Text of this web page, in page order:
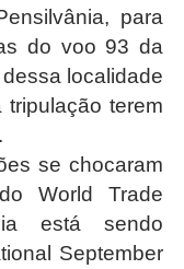
para
do voo 93 da
localidade
terem
se chocaram
World Trade
está sendo
September